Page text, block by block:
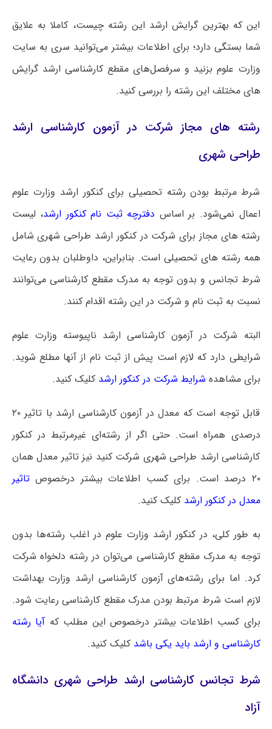
این که بهترین گرایش ارشد این رشته چیست، کاملا به علایق
شما بستگی دارد؛ برای اطلاعات بیشتر می‌توانید سری به سایت
وزارت علوم بزنید و سرفصل‌های مقطع کارشناسی ارشد گرایش
های مختلف این رشته را بررسی کنید.
رشته های مجاز شرکت در آزمون کارشناسی ارشد
طراحی شهری
شرط مرتبط بودن رشته تحصیلی برای کنکور ارشد وزارت علوم
اعمال نمی‌شود. بر اساس دفترچه ثبت نام کنکور ارشد، لیست
رشته های مجاز برای شرکت در کنکور ارشد طراحی شهری شامل
همه رشته های تحصیلی است‌. بنابراین، داوطلبان بدون رعایت
شرط تجانس و بدون توجه به مدرک مقطع کارشناسی می‌توانند
نسبت به ثبت نام و شرکت در این رشته اقدام کنند.
البته شرکت در آزمون کارشناسی ارشد ناپیوسته وزارت علوم
شرایطی دارد که لازم است پیش از ثبت نام از آنها مطلع شوید.
برای مشاهده شرایط شرکت در کنکور ارشد کلیک کنید.
قابل توجه است که معدل در آزمون کارشناسی ارشد با تاثیر ۲۰
درصدی همراه است. حتی اگر از رشته‌ای غیرمرتبط در کنکور
کارشناسی ارشد طراحی شهری شرکت کنید نیز تاثیر معدل همان
۲۰ درصد است. برای کسب اطلاعات بیشتر درخصوص
تاثیر
معدل در کنکور ارشد کلیک کنید.
به طور کلی، در کنکور ارشد وزارت علوم در اغلب رشته‌ها بدون
توجه به مدرک مقطع کارشناسی می‌توان در رشته دلخواه شرکت
کرد. اما برای رشته‌های آزمون کارشناسی ارشد وزارت بهداشت
لازم است شرط مرتبط بودن مدرک مقطع کارشناسی رعایت شود.
برای کسب اطلاعات بیشتر درخصوص این مطلب که آیا رشته
کارشناسی و ارشد باید یکی باشد کلیک کنید.
شرط تجانس کارشناسی ارشد طراحی شهری دانشگاه
آزاد